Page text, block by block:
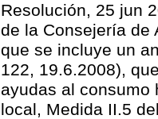
Resolución, 25 jun
de la Consejería de
que se incluye un
122, 19.6.2008),
ayudas al consumo
local, Medida II.5